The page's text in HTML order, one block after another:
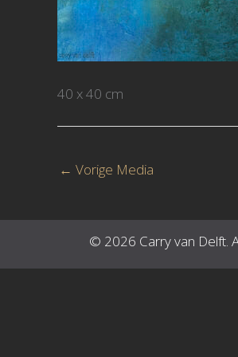
40 x 40 cm
← Vorige Media
© 2026 Carry van Delft.